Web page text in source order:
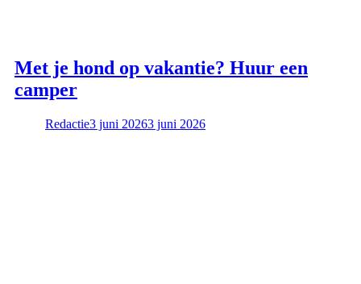
Met je hond op vakantie? Huur een
camper
Redactie3 juni 20263 juni 2026